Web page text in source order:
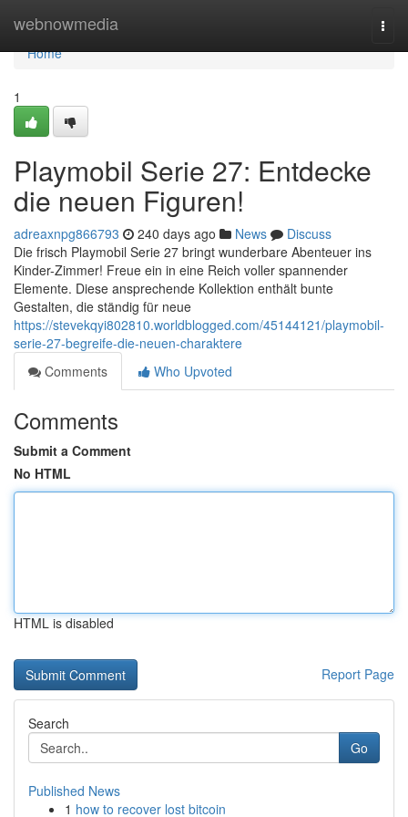
webnowmedia
Home
Home
1
Playmobil Serie 27: Entdecke
die neuen Figuren!
adreaxnpg866793 240 days ago News
Discuss
Die frisch Playmobil Serie 27 bringt wunderbare Abenteuer ins
Kinder-Zimmer! Freue ein in eine Reich voller spannender
Elemente. Diese ansprechende Kollektion enthält bunte
Gestalten, die ständig für neue
https://stevekqyi802810.worldblogged.com/45144121/playmobil-
serie-27-begreife-die-neuen-charaktere
Comments
Who Upvoted
Comments
Submit a Comment
No HTML
HTML is disabled
Report Page
Search
Go
Published News
1 how to recover lost bitcoin